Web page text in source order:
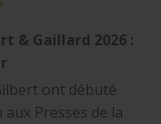
& Gaillard 2026 :
ont débuté
Presses de la